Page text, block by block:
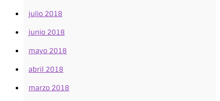
julio 2018
junio 2018
mayo 2018
abril 2018
marzo 2018